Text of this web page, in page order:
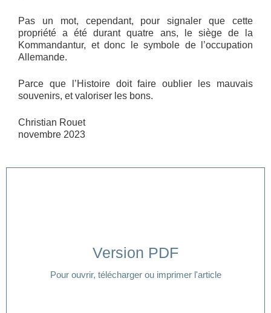
Pas un mot, cependant, pour signaler que cette
propriété a été durant quatre ans, le siège de la
Kommandantur, et donc le symbole de l’occupation
Allemande.
Parce que l’Histoire doit faire oublier les mauvais
souvenirs, et valoriser les bons.
Christian Rouet
novembre 2023
Version PDF
Pour ouvrir, télécharger ou imprimer l'article
Cliquer ici